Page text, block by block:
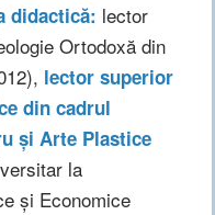
didactică: lector
Ortodoxă din
lector superior
din cadrul
și Arte Plastice
la
și Economice